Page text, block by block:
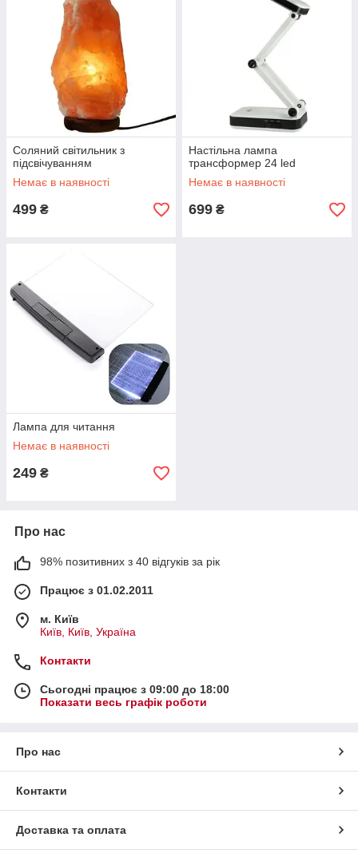
Соляний світильник з
підсвічуванням
Немає в наявності
499 ₴
Настільна лампа
трансформер 24 led
Немає в наявності
699 ₴
Лампа для читання
Немає в наявності
249 ₴
Про нас
98% позитивних з 40 відгуків за рік
Працює з 01.02.2011
м. Київ
Київ, Київ, Україна
Контакти
Сьогодні працює з 09:00 до 18:00
Показати весь графік роботи
Про нас
Контакти
Доставка та оплата